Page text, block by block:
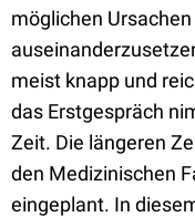
möglichen
meist knapp und
das Erstgespräch
Zeit. Die längeren
den Medizinischen
eingeplant. In